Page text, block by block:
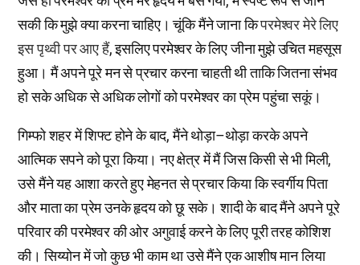
सकी कि मुझे क्या करना चाहिए। चूंकि मैंने जाना किपरमेश्वर मेरे लिए
इस पृथ्वी पर आए हैं, इसलिए परमेश्वर के लिए जीना मुझे उचित महसूस
हुआ। मैं अपने पूरे मन से प्रचार करना चाहती थी ताकि जितना संभव
हो सके अधिक से अधिक लोगों को परमेश्वर का प्रेम पहुंचा सकूं।
गिम्फो शहर में शिफ्ट होने के बाद, मैंने थोड़ा–थोड़ा करके अपने
आत्मिक सपने को पूरा किया। नए क्षेत्र में मैं जिस किसी से भी मिली,
उसे मैंने यह आशा करते हुए मेहनत से प्रचार किया कि स्वर्गीय पिता
और माता का प्रेम उनके हृदय को छू सके। शादी के बाद मैंने अपने पूरे
परिवार की परमेश्वर की ओर अगुवाई करने के लिए पूरी तरह कोशिश
की। सिय्योन में जो कुछ भी काम था उसे मैंने एक आशीष मान लिया